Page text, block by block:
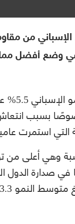
من
في وضع أفضل
بسبب انتعاش
التي استمرت
في صدارة
وفق ما نقلته وكالة فرانس برس.